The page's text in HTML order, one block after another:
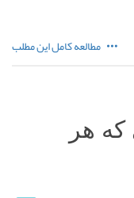
مطالعه کامل این مطلب
هر